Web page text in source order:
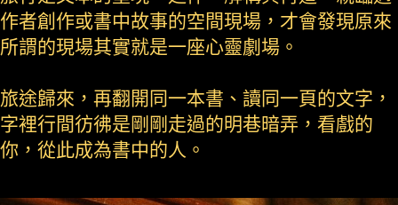
作者創作或書中故事的空間現場，才會發現原來
所謂的現場其實就是一座心靈劇場。
旅途歸來，再翻開同一本書、讀同一頁的文字，
字裡行間彷彿是剛剛走過的明巷暗弄，看戲的
你，從此成為書中的人。